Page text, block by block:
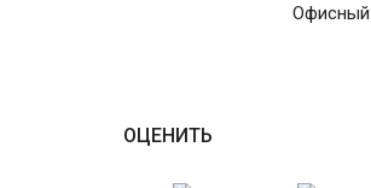
Офисный
ОЦЕНИТЬ